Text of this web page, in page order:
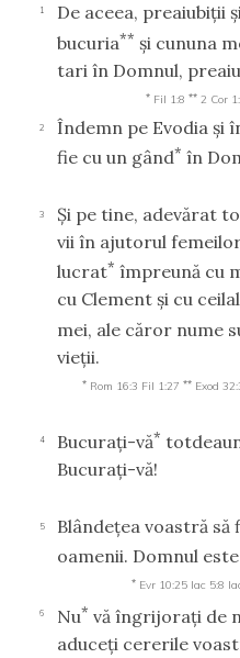
1 De aceea, preaiubiţii
bucuria** şi cununa
tari în Domnul,
* Fil 1:8 ** 2 Cor
2
Îndemn pe Evodia şi
fie cu un gând* în
3
Şi pe tine, adevărat
vii în ajutorul
lucrat* împreună cu
cu Clement şi cu
mei, ale căror nume
vieţii.
* Rom 16:3 Fil 1:27 ** Exod
4 Bucuraţi-vă*
Bucuraţi-vă!
5
Blândeţea voastră
oamenii. Domnul
* Evr 10:25 Iac 5:8
6 Nu* vă îngrijoraţi de
aduceţi cererile